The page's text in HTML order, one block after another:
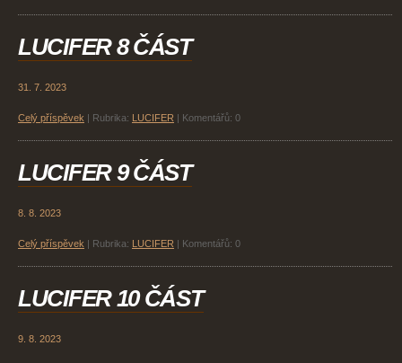
LUCIFER 8 ČÁST
31. 7. 2023
Celý příspěvek Rubrika: LUCIFER Komentářů: 0
LUCIFER 9 ČÁST
8. 8. 2023
Celý příspěvek Rubrika: LUCIFER Komentářů: 0
LUCIFER 10 ČÁST
9. 8. 2023